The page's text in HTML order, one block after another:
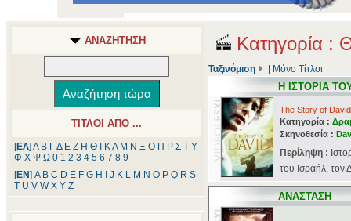
ΑΝΑΖΗΤΗΣΗ
ΤΙΤΛΟΙ ΑΠΟ ...
[ΕΛ] Α Β ΓΔ Ε Ζ Η Θ ΚΛ Μ Ν Ξ Ο Π Ρ Σ Τ Υ
Φ Χ Ψ Ω 0 1 2 3 4 5 6 7 8 9
[ΕΝ] A B C D E F G H J K L M N O P Q R S
T U V W X Y Z
Κατηγορία :
Ταξινόμιση Μόνο Τίτλοι
Η ΙΣΤΟΡΙΑ
The Story of David
Κατηγορία :
Σκηνοθεσία :
Περίληψη :
του Ισραήλ, τον
ΑΝΑΣΤΑΣΗ